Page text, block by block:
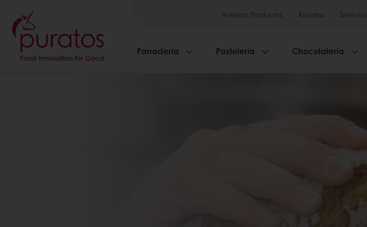
Nuestros Productos Recetas Servicios
Panadería Pastelería Chocolatería